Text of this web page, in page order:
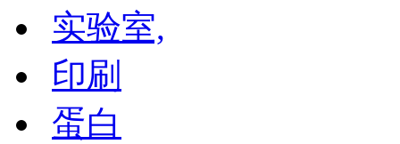
实验室,
印刷
蛋白